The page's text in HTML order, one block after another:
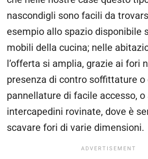
nascondigli sono facili da
esempio allo spazio disponibile
mobili della cucina; nelle
l’offerta si amplia, grazie ai fori
presenza di contro soffittature o
pannellature di facile accesso, o
intercapedini rovinate, dove è
scavare fori di varie dimensioni.